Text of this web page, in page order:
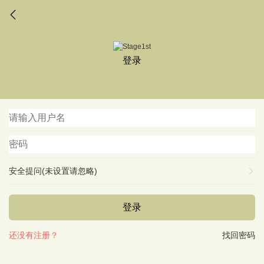
登录
安全提问(未设置请忽略)
登录
找回密码
还没有注册？